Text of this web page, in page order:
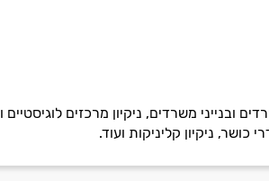
ובנייני משרדים, ניקיון מרכזים לוגיסטיים
כושר, ניקיון קליניקות ועוד.